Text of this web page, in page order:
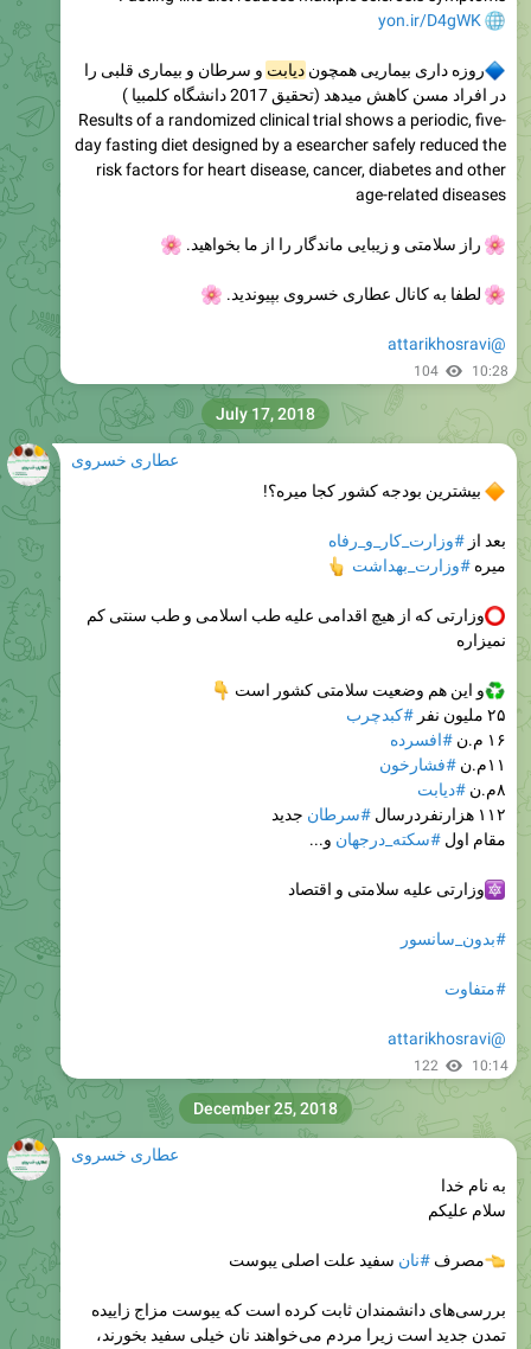
yon.ir/D4gWK
روزه داری بیماریی همچوندیابت و سرطان و بیماری قلبی را
در افراد مسن کاهش میدهد (تحقیق 2017 دانشگاه کلمبیا )
Results of a randomized clinical trial shows a periodic, five-
day fasting diet designed by a esearcher safely reduced the
risk factors for heart disease, cancer, diabetes and other
age-related diseases
راز سلامتی و زیبایی ماندگار را از ما بخواهید.
🌸
لطفا به کانال عطاری خسروی بپیوندید.
🌸
@attarikhosravi
104 10:28
عطاری خسروی
بیشترین بودجه کشور کجا میره؟!
بعد از #وزارت_کار_و_رفاه
میره #وزارت_بهداشت
👆
وزارتی که از هیچ اقدامی علیه طب اسلامی و طب سنتی کم
نمیزاره
و این هم وضعیت سلامتی کشور است
👇
۲۵ ملیون نفر
#کبدچرب
۱۶ م.ن
#افسرده
۱۱م.ن
#فشارخون
۸م.ن
#دیابت
۱۱۲ هزارنفردرسال
#سرطان جدید
مقام اول #سکته_درجهان و...
وزارتی علیه سلامتی و اقتصاد
#بدون_سانسور
#متفاوت
@attarikhosravi
122 10:14
July 17, 2018
عطاری خسروی
به نام خدا
سلام علیکم
مصرف#نان سفید علت اصلی یبوست
بررسی‌های دانشمندان ثابت کرده‌ است که یبوست مزاج زاییده
تمدن جدید است زیرا مردم مى‏‌خواهند نان خیلى سفید بخورند،
December 25, 2018